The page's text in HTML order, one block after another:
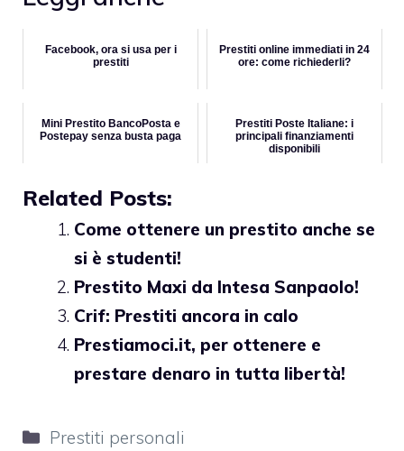
Facebook, ora si usa per i
prestiti
Prestiti online immediati in 24
ore: come richiederli?
Mini Prestito BancoPosta e
Postepay senza busta paga
Prestiti Poste Italiane: i
principali finanziamenti
disponibili
Related Posts:
Come ottenere un prestito anche se
si è studenti!
Prestito Maxi da Intesa Sanpaolo!
Crif: Prestiti ancora in calo
Prestiamoci.it, per ottenere e
prestare denaro in tutta libertà!
Categorie
Prestiti personali